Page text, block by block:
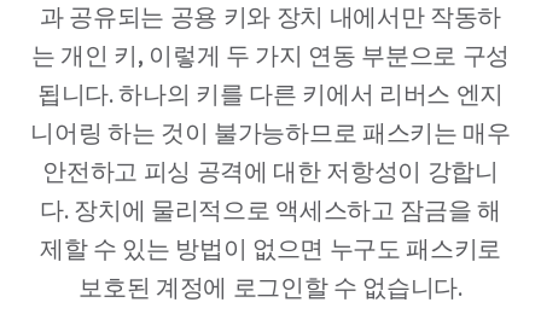
과 공유되는 공용 키와 장치 내에서만 작동하
는 개인 키, 이렇게 두 가지 연동 부분으로 구성
됩니다. 하나의 키를 다른 키에서 리버스 엔지
니어링 하는 것이 불가능하므로 패스키는 매우
안전하고 피싱 공격에 대한 저항성이 강합니
다. 장치에 물리적으로 액세스하고 잠금을 해
제할 수 있는 방법이 없으면 누구도 패스키로
보호된 계정에 로그인할 수 없습니다.